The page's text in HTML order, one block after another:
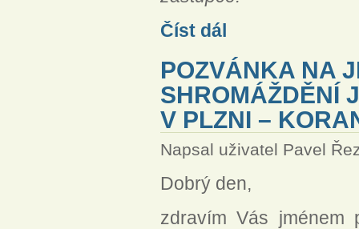
Číst dál
POZVÁNKA NA
SHROMÁŽDĚNÍ
V PLZNI –
Napsal uživatel Pavel
Dobrý den,
zdravím Vás jménem